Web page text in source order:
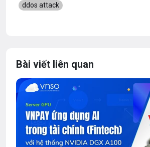
ddos attack
Bài viết liên quan